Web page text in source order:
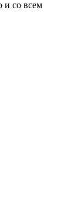
и со всем